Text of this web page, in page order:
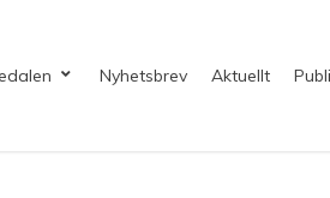
Nyhetsbrev Aktuellt